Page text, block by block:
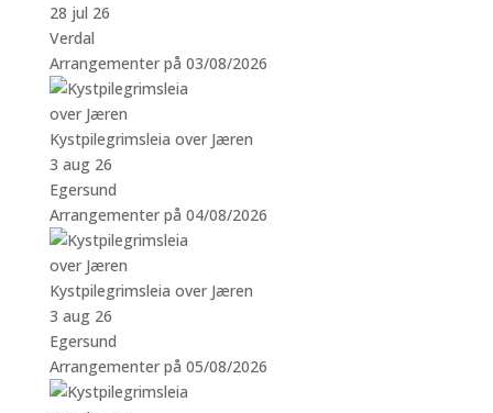
28 jul 26
Verdal
Arrangementer på 03/08/2026
Kystpilegrimsleia over Jæren
3 aug 26
Egersund
Arrangementer på 04/08/2026
Kystpilegrimsleia over Jæren
3 aug 26
Egersund
Arrangementer på 05/08/2026